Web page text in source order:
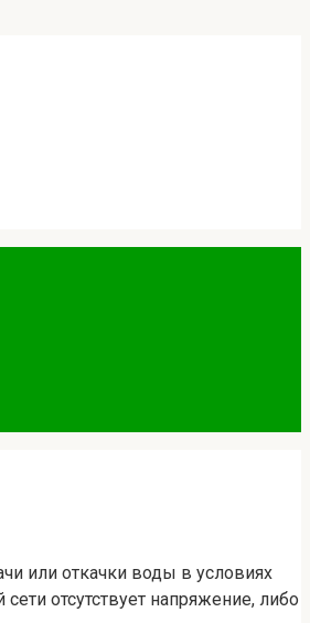
или откачки воды в условиях
отсутствует напряжение, либо